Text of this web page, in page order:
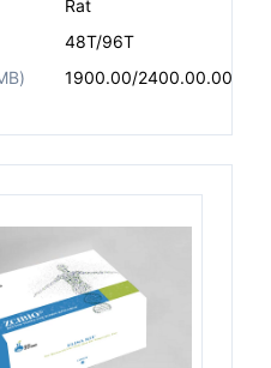
Rat
48T/96T
1900.00/2400.00.00